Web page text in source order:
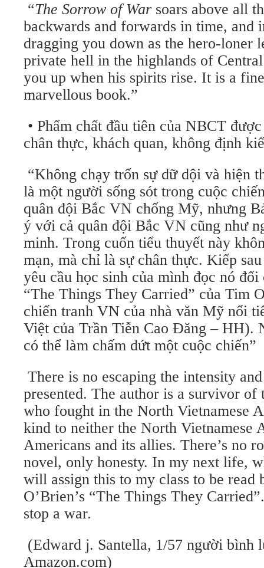
“The Sorrow of War soars above all
backwards and forwards in time, and
dragging you down as the hero-loner
private hell in the highlands of
you up when his spirits rise. It is a
marvellous book.”
• Phẩm chất đầu tiên của NBCT
chân thực, khách quan, không định
“Không chạy trốn sự dữ dội và hiện
là một người sống sót trong cuộc
quân đội Bắc VN chống Mỹ, nhưng
ý với cả quân đội Bắc VN cũng như
minh. Trong cuốn tiểu thuyết này
mạn, mà chỉ là sự chân thực. Kiếp
yêu cầu học sinh của mình đọc nó
“The Things They Carried” của Tim
chiến tranh VN của nhà văn Mỹ nổi
Việt của Trần Tiễn Cao Đăng – HH).
có thể làm chấm dứt một cuộc chiến”
There is no escaping the intensity
presented. The author is a survivor of
who fought in the North Vietnamese
kind to neither the North Vietnamese
Americans and its allies. There’s no
novel, only honesty. In my next life,
will assign this to my class to be
O’Brien’s “The Things They
stop a war.
(Edward j. Santella, 1/57 người bình
Amazon.com)